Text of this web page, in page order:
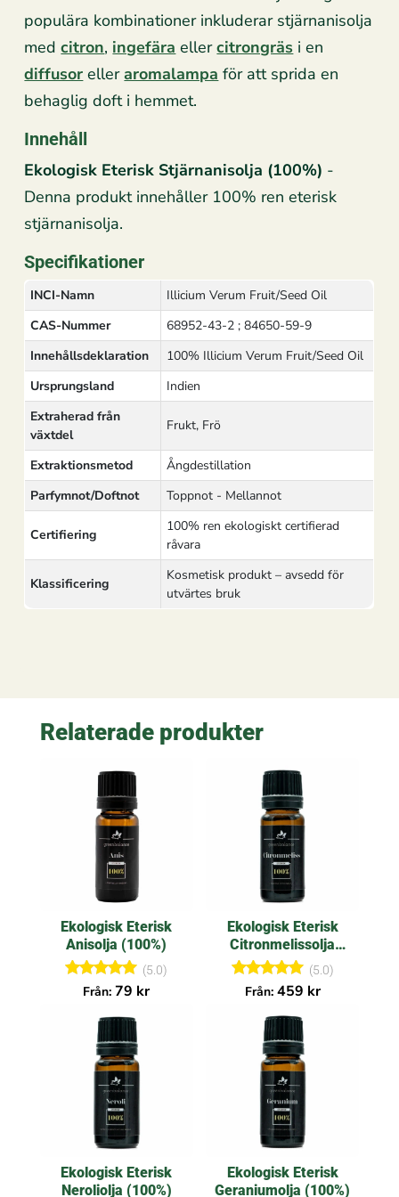
populära kombinationer inkluderar stjärnanisolja
medcitron, ingefära ellercitrongräs i en
diffusor elleraromalampa för att sprida en
behaglig doft i hemmet.
Innehåll
Ekologisk Eterisk Stjärnanisolja (100%) -
Denna produkt innehåller 100% ren eterisk
stjärnanisolja.
Specifikationer
INCI-Namn
Illicium Verum Fruit/Seed Oil
CAS-Nummer
68952-43-2 ; 84650-59-9
Innehållsdeklaration
100% Illicium Verum Fruit/Seed Oil
Ursprungsland
Indien
Extraherad från
växtdel
Frukt, Frö
Extraktionsmetod
Ångdestillation
Parfymnot/Doftnot
Toppnot - Mellannot
Certifiering
100% ren ekologiskt certifierad
råvara
Klassificering
Kosmetisk produkt – avsedd för
utvärtes bruk
Relaterade produkter
Ekologisk Eterisk
Anisolja (100%)
Betygsatt
av 5
(5.0)
Från:79 kr
Ekologisk Eterisk
Citronmelissolja
(100%)
Betygsatt
av 5
(5.0)
Från: 459 kr
Ekologisk Eterisk
Neroliolja (100%)
Ekologisk Eterisk
Geraniumolja (100%)